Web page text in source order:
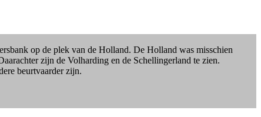
op de plek van de Holland. De Holland was misschien
zijn de Volharding en de Schellingerland te zien.
beurtvaarder zijn.